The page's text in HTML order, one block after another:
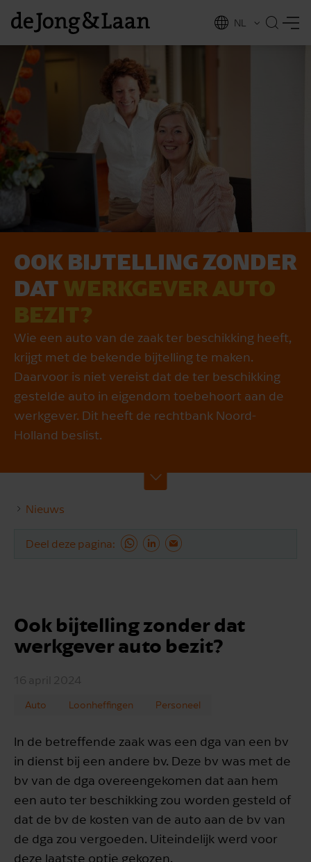
NL
EN
OOK BIJTELLING ZONDER
DAT WERKGEVER AUTO
BEZIT?
Wie een auto van de zaak ter beschikking heeft,
krijgt met de bekende bijtelling te maken.
Daarvoor is niet vereist dat de ter beschikking
gestelde auto in eigendom toebehoort aan de
werkgever. Dit heeft de rechtbank Noord-
Holland beslist.
Nieuws
Deel deze pagina
Ook bijtelling zonder dat
werkgever auto bezit?
16 april 2024
Auto Loonheffingen Personeel
In de betreffende zaak was een dga van een bv
in dienst bij een andere bv. Deze bv was met de
bv van de dga overeengekomen dat aan hem
een auto ter beschikking zou worden gesteld of
dat de bv de kosten van de auto aan de bv van
de dga zou vergoeden. Uiteindelijk werd voor
deze laatste optie gekozen.